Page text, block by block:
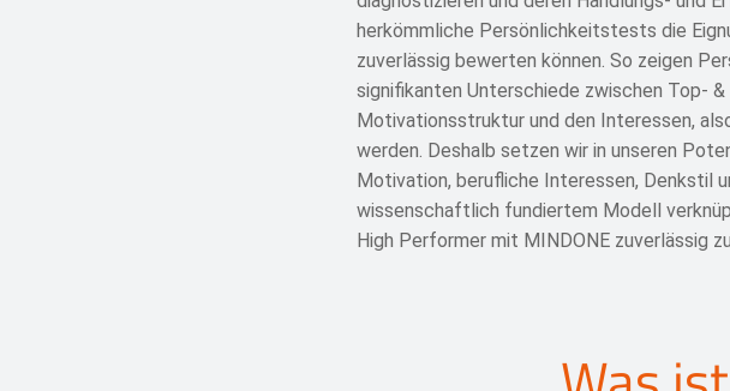
herkömmliche Persönlichkeitstests die
zuverlässig bewerten können. So zeigen
signifikanten Unterschiede zwischen Top-
Motivationsstruktur und den Interessen,
werden. Deshalb setzen wir in unseren
Motivation, berufliche Interessen, Denkstil
wissenschaftlich fundiertem Modell
High Performer mit MINDONE zuverlässig